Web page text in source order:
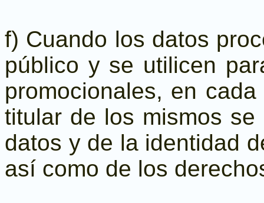
f) Cuando los datos
público y se utilicen
promocionales, en
titular de los mismos
datos y de la identidad
así como de los